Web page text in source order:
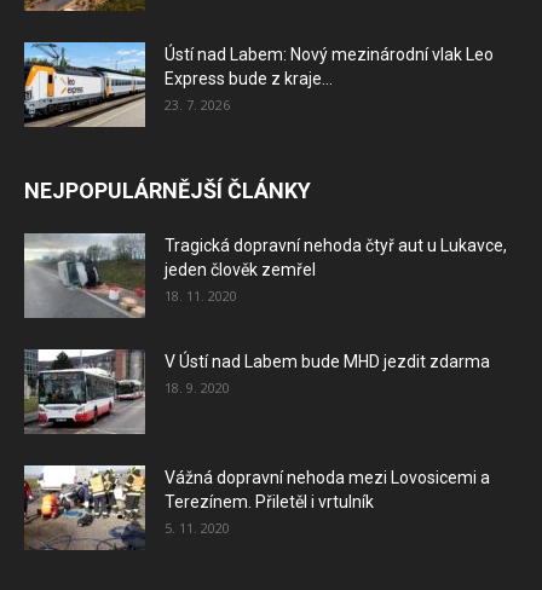
Ústí nad Labem: Nový mezinárodní vlak Leo
Express bude z kraje...
23. 7. 2026
NEJPOPULÁRNĚJŠÍ ČLÁNKY
Tragická dopravní nehoda čtyř aut u Lukavce,
jeden člověk zemřel
18. 11. 2020
V Ústí nad Labem bude MHD jezdit zdarma
18. 9. 2020
Vážná dopravní nehoda mezi Lovosicemi a
Terezínem. Přiletěl i vrtulník
5. 11. 2020